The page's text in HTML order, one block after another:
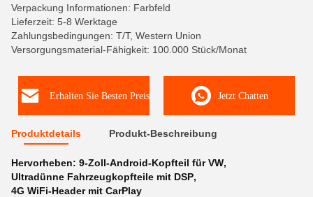
Verpackung Informationen: Farbfeld
Lieferzeit: 5-8 Werktage
Zahlungsbedingungen: T/T, Western Union
Versorgungsmaterial-Fähigkeit: 100.000 Stück/Monat
Erhalten Sie Besten Preis Jetzt Chatten
Produktdetails Produkt-Beschreibung
Hervorheben: 9-Zoll-Android-Kopfteil für VW,
Ultradünne Fahrzeugkopfteile mit DSP,
4G WiFi-Header mit CarPlay